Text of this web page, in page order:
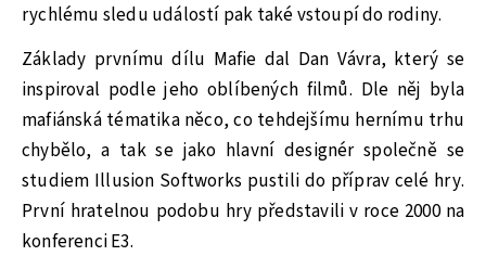
rychlému sledu událostí pak také vstoupí do rodiny.
Základy prvnímu dílu Mafie dal Dan Vávra, který se
inspiroval podle jeho oblíbených filmů. Dle něj byla
mafiánská tématika něco, co tehdejšímu hernímu trhu
chybělo, a tak se jako hlavní designér společně se
studiem Illusion Softworks pustili do příprav celé hry.
První hratelnou podobu hry představili v roce 2000 na
konferenci E3.